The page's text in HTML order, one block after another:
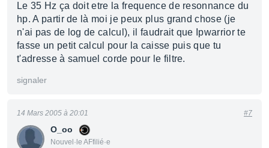
Le 35 Hz ça doit etre la frequence de resonnance du
hp. A partir de là moi je peux plus grand chose (je
n'ai pas de log de calcul), il faudrait que Ipwarrior te
fasse un petit calcul pour la caisse puis que tu
t'adresse à samuel corde pour le filtre.
signaler
O_oo
Nouvel·le AFfilié·e
14 Mars 2005 à 20:01 #7